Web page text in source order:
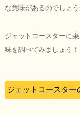
な意味があるのでしょう
ジェットコースターに
味を調べてみましょう！
ジェットコースター